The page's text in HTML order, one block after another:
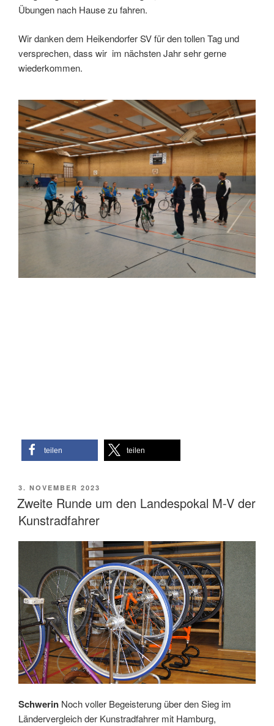
Übungen nach Hause zu fahren.
Wir danken dem Heikendorfer SV für den tollen Tag und
versprechen, dass wir im nächsten Jahr sehr gerne
wiederkommen.
teilen teilen
VERÖFFENTLICHT
AM
3. NOVEMBER 2023
Zweite Runde um den Landespokal M-V der
Kunstradfahrer
Schwerin Noch voller Begeisterung über den Sieg im
Ländervergleich der Kunstradfahrer mit Hamburg,